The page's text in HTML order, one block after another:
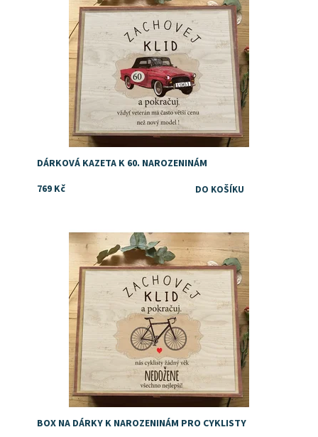
DÁRKOVÁ KAZETA K 60. NAROZENINÁM
769 Kč
Dostupnost: Skladem
BOX NA DÁRKY K NAROZENINÁM PRO CYKLISTY